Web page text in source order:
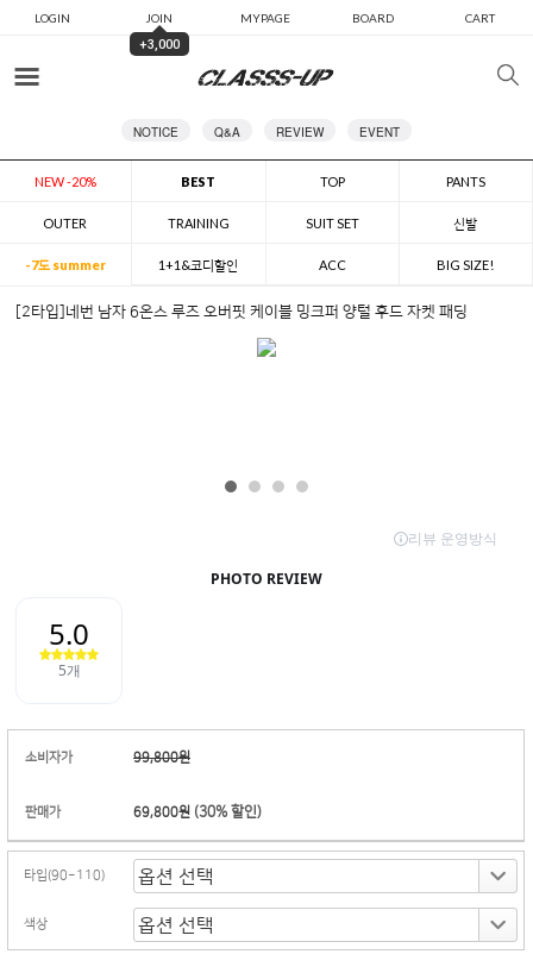
LOGIN JOIN MYPAGE BOARD CART
+3,000
NOTICE Q&A REVIEW EVENT
NEW -20% BEST TOP PANTS
OUTER TRAINING SUIT SET 신발
-7도 summer 1+1&코디할인 ACC BIG SIZE!
[2타입]네번 남자 6온스 루즈 오버핏 케이블 밍크퍼 양털 후드 자켓 패딩
소비자가 99,800원
판매가 69,800원 (30% 할인)
타입(90~110)
색상